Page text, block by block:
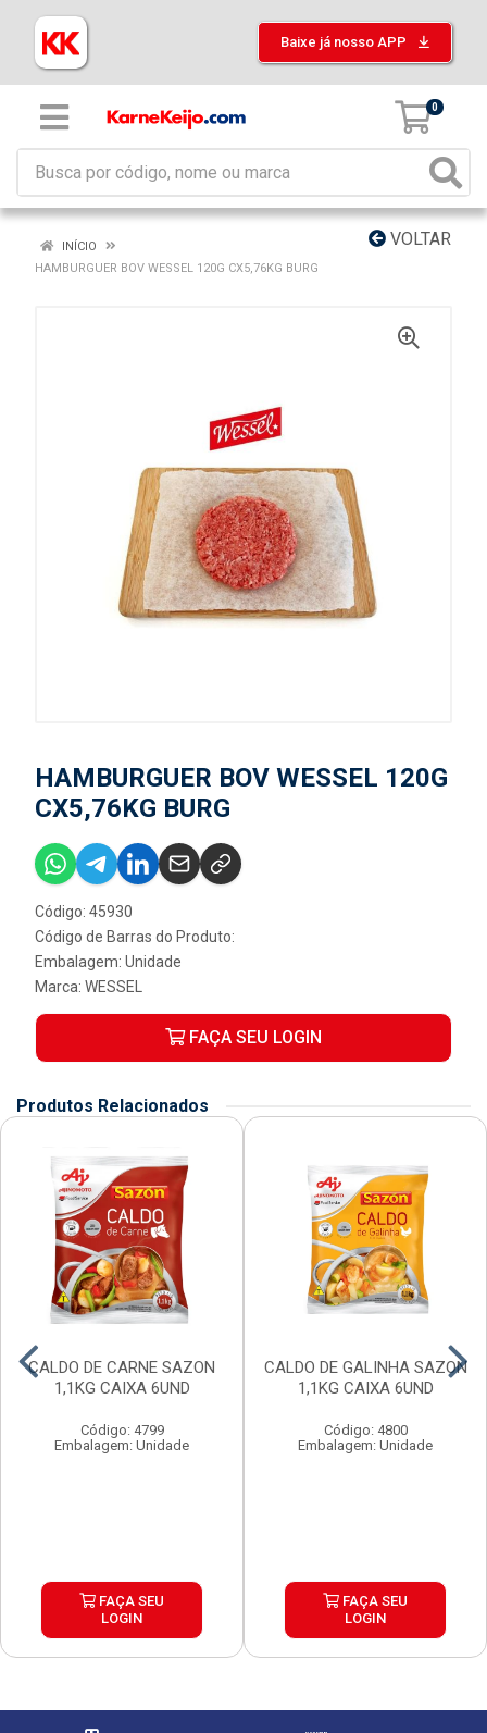
Baixe já nosso APP
0
VOLTAR
INÍCIO
HAMBURGUER BOV WESSEL 120G CX5,76KG BURG
HAMBURGUER BOV WESSEL 120G
CX5,76KG BURG
Código: 45930
Código de Barras do Produto:
Embalagem: Unidade
Marca: WESSEL
FAÇA SEU LOGIN
Produtos Relacionados
CALDO DE CARNE SAZON
1,1KG CAIXA 6UND
Código: 4799
Embalagem: Unidade
FAÇA SEU
LOGIN
CALDO DE GALINHA SAZON
1,1KG CAIXA 6UND
Código: 4800
Embalagem: Unidade
FAÇA SEU
LOGIN